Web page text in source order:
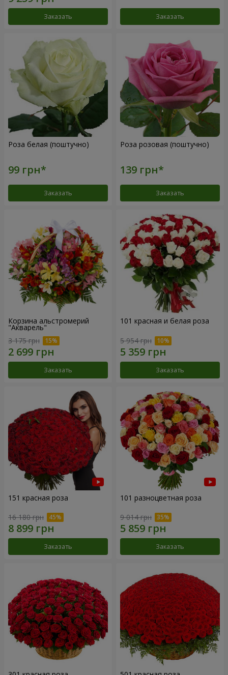
Заказать Заказать
Роза белая (поштучно)
Заказать
Роза розовая (поштучно)
Заказать
Корзина альстромерий
"Акварель"
3 175 грн
Заказать
101 красная и белая роза
5 954 грн
Заказать
151 красная роза
16 180 грн
Заказать
101 разноцветная роза
9 014 грн
Заказать